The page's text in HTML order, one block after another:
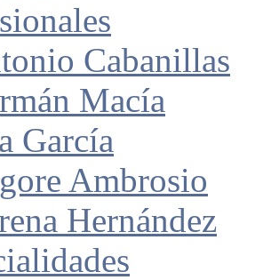
Cabanillas
Macía
García
Ambrosio
Hernández